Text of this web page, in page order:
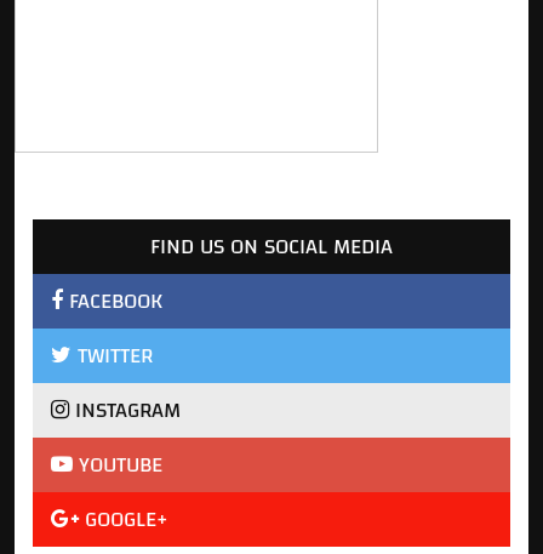
FIND US ON SOCIAL MEDIA
FACEBOOK
TWITTER
INSTAGRAM
YOUTUBE
GOOGLE+